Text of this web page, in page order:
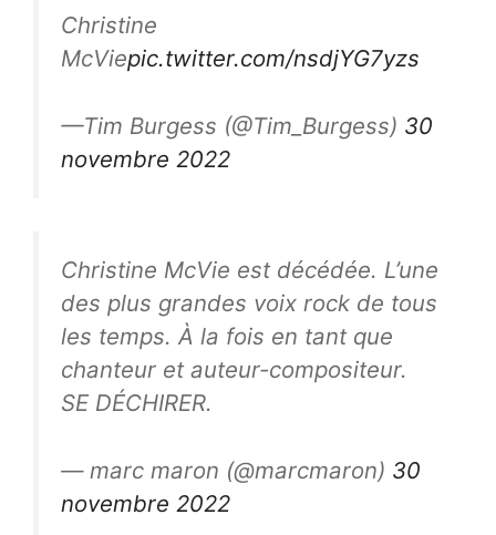
Christine
McViepic.twitter.com/nsdjYG7yzs
—Tim Burgess (@Tim_Burgess) 30
novembre 2022
Christine McVie est décédée. L’une
des plus grandes voix rock de tous
les temps. À la fois en tant que
chanteur et auteur-compositeur.
SE DÉCHIRER.
— marc maron (@marcmaron) 30
novembre 2022